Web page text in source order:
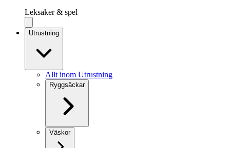
Leksaker & spel
Utrustning
Allt inom Utrustning
Ryggsäckar
Väskor